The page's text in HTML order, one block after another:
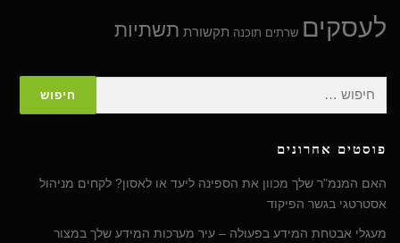
לעסקים שרתים תוכנה תקשורת תשתיות
פוסטים אחרונים
האם המנמ"ר שלך מכוון את הספינה ליעד או לאסון? לקחים מניהול
אסטרטגי בגשר הפיקוד
מעגלי אבטחת המידע בפעולה – עיר מערכות המידע שלך במצור